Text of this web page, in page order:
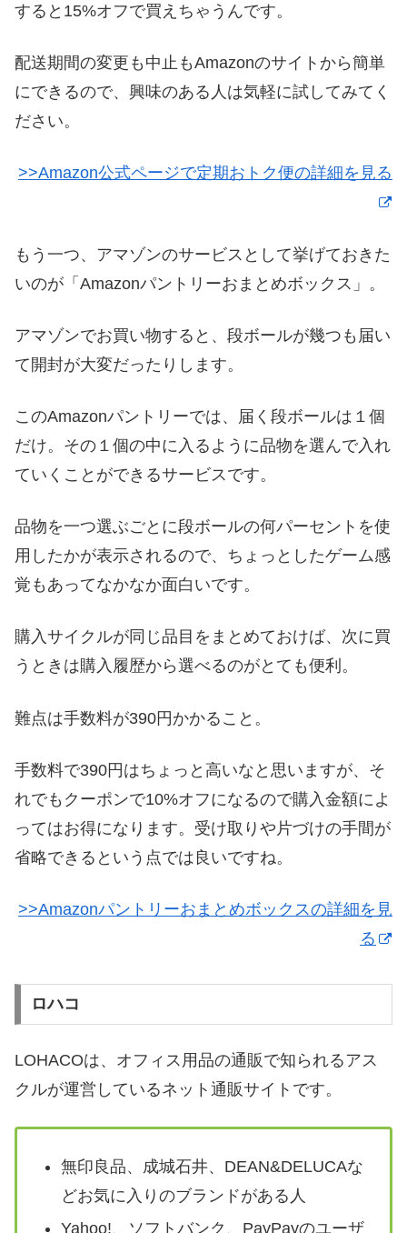
すると15%オフで買えちゃうんです。
配送期間の変更も中止もAmazonのサイトから簡単
にできるので、興味のある人は気軽に試してみてく
ださい。
>>Amazon公式ページで定期おトク便の詳細を見る
もう一つ、アマゾンのサービスとして挙げておきた
いのが「Amazonパントリーおまとめボックス」。
アマゾンでお買い物すると、段ボールが幾つも届い
て開封が大変だったりします。
このAmazonパントリーでは、届く段ボールは１個
だけ。その１個の中に入るように品物を選んで入れ
ていくことができるサービスです。
品物を一つ選ぶごとに段ボールの何パーセントを使
用したかが表示されるので、ちょっとしたゲーム感
覚もあってなかなか面白いです。
購入サイクルが同じ品目をまとめておけば、次に買
うときは購入履歴から選べるのがとても便利。
難点は手数料が390円かかること。
手数料で390円はちょっと高いなと思いますが、そ
れでもクーポンで10%オフになるので購入金額によ
ってはお得になります。受け取りや片づけの手間が
省略できるという点では良いですね。
>>Amazonパントリーおまとめボックスの詳細を見
る
ロハコ
LOHACOは、オフィス用品の通販で知られるアス
クルが運営しているネット通販サイトです。
無印良品、成城石井、DEAN&DELUCAな
どお気に入りのブランドがある人
Yahoo!、ソフトバンク、PayPayのユーザ